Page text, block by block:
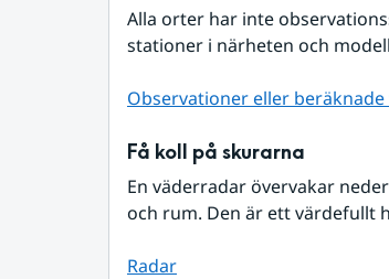
Alla orter har inte
stationer i närheten och
Observationer eller beräknade
Få koll på skurarna
En väderradar övervakar
och rum. Den är ett värdefullt
Radar